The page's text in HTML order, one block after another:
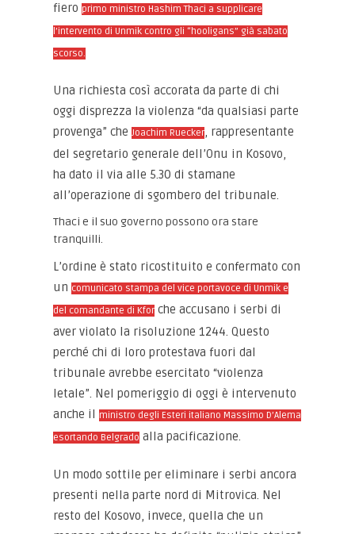
fieroprimo ministro Hashim Thaci a supplicare
l’intervento di Unmik contro gli “hooligans” già sabato
scorso.
Una richiesta così accorata da parte di chi
oggi disprezza la violenza “da qualsiasi parte
provenga” cheJoachim Ruecker, rappresentante
del segretario generale dell’Onu in Kosovo,
ha dato il via alle 5.30 di stamane
all’operazione di sgombero del tribunale.
Thaci e il suo governo possono ora stare
tranquilli.
L’ordine è stato ricostituito e confermato con
uncomunicato stampa del vice portavoce di Unmik e
del comandante di Kfor che accusano i serbi di
aver violato la risoluzione 1244. Questo
perché chi di loro protestava fuori dal
tribunale avrebbe esercitato “violenza
letale”. Nel pomeriggio di oggi è intervenuto
anche ilministro degli Esteri italiano Massimo D’Alema
esortando Belgrado alla pacificazione.
Un modo sottile per eliminare i serbi ancora
presenti nella parte nord di Mitrovica. Nel
resto del Kosovo, invece, quella che un